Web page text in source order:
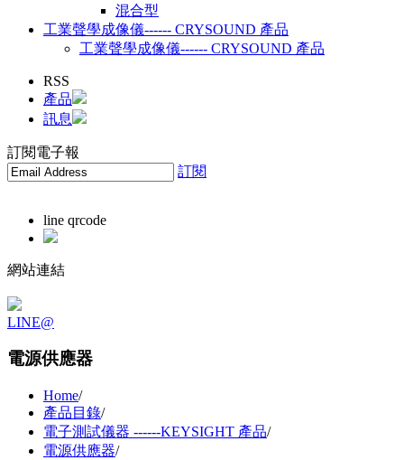
混合型
工業聲學成像儀------ CRYSOUND 產品
工業聲學成像儀------ CRYSOUND 產品
RSS
產品
訊息
訂閱電子報
訂閱
line qrcode
網站連結
LINE@
電源供應器
Home/
產品目錄/
電子測試儀器 ------KEYSIGHT 產品/
電源供應器/